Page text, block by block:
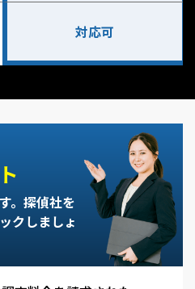
対応可
探偵社を
クしましょ